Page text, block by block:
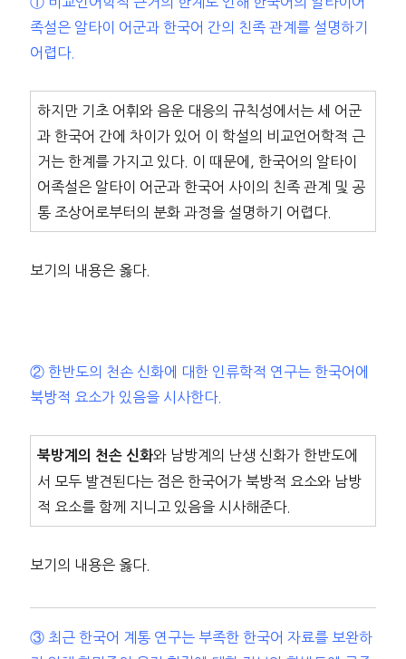
족설은 알타이 어군과 한국어 간의 친족 관계를 설명하기
어렵다.
하지만 기초 어휘와 음운 대응의 규칙성에서는 세 어군
과 한국어 간에 차이가 있어 이 학설의 비교언어학적 근
거는 한계를 가지고 있다. 이 때문에, 한국어의 알타이
어족설은 알타이 어군과 한국어 사이의 친족 관계 및 공
통 조상어로부터의 분화 과정을 설명하기 어렵다.
보기의 내용은 옳다.
② 한반도의 천손 신화에 대한 인류학적 연구는 한국어에
북방적 요소가 있음을 시사한다.
북방계의 천손 신화와 남방계의 난생 신화가 한반도에
서 모두 발견된다는 점은 한국어가 북방적 요소와 남방
적 요소를 함께 지니고 있음을 시사해준다.
보기의 내용은 옳다.
③ 최근 한국어 계통 연구는 부족한 한국어 자료를 보완하